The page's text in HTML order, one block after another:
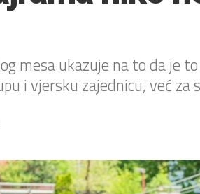
mesa ukazuje na to da je
i vjersku zajednicu, već za